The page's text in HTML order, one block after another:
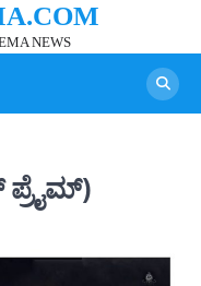
NEWS
ಪ್ರೈಮ್)